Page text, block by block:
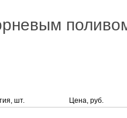
шт. Цена, руб.